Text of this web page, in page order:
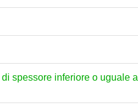
spessore inferiore o uguale a